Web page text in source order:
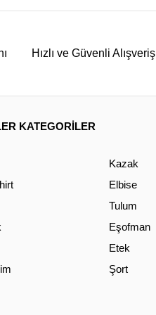
Hızlı ve Güvenli Alışveriş
KATEGORİLER
Kazak
Elbise
Tulum
Eşofman
Etek
Şort